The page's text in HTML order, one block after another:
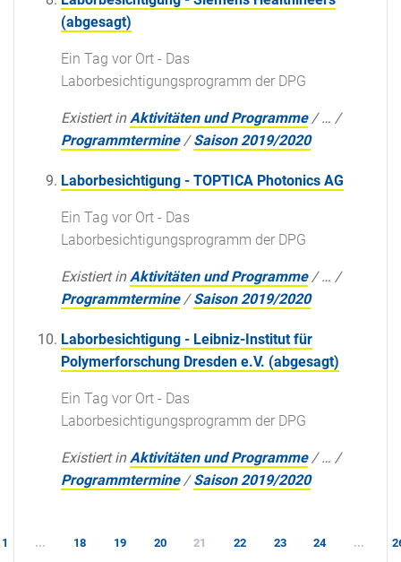
(abgesagt)
Ein Tag vor Ort - Das
Laborbesichtigungsprogramm der DPG
Existiert in Aktivitäten und Programme /… /
Programmtermine /Saison 2019/2020
Laborbesichtigung - TOPTICA Photonics AG
Ein Tag vor Ort - Das
Laborbesichtigungsprogramm der DPG
Existiert in Aktivitäten und Programme /… /
Programmtermine /Saison 2019/2020
Laborbesichtigung - Leibniz-Institut für
Polymerforschung Dresden e.V. (abgesagt)
Ein Tag vor Ort - Das
Laborbesichtigungsprogramm der DPG
Existiert in Aktivitäten und Programme /… /
Programmtermine /Saison 2019/2020
1 ... 18 19 20 21 22 23 24 ...